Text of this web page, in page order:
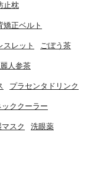
止枕
矯正ベルト
スレット ごぼう茶
人参茶
プラセンタドリンク
ッククーラー
スク 洗眼薬